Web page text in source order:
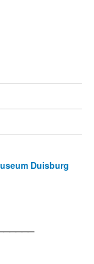
Duisburg